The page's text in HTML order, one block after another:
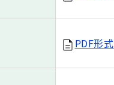
PDF形式